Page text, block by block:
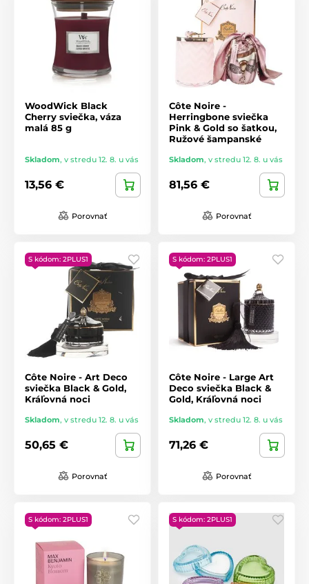
WoodWick Black
Cherry sviečka, váza
malá 85 g
Skladom, v stredu 12. 8. u vás
13,56 €
Porovnať
Côte Noire -
Herringbone sviečka
Pink & Gold so šatkou,
Ružové šampanské
Skladom, v stredu 12. 8. u vás
81,56 €
Porovnať
S kódom: 2PLUS1
Côte Noire - Art Deco
sviečka Black & Gold,
Kráľovná noci
Skladom, v stredu 12. 8. u vás
50,65 €
Porovnať
S kódom: 2PLUS1
Côte Noire - Large Art
Deco sviečka Black &
Gold, Kráľovná noci
Skladom, v stredu 12. 8. u vás
71,26 €
Porovnať
S kódom: 2PLUS1 S kódom: 2PLUS1